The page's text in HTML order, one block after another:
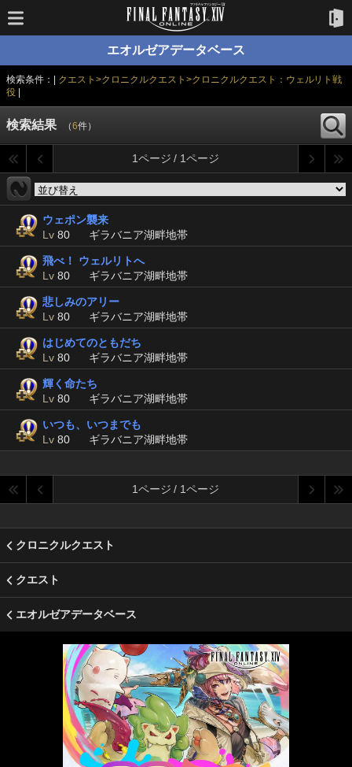
エオルゼアデータベース
検索条件：| クエスト>クロニクルクエスト>クロニクルクエスト：ウェルリト戦
役|
検索結果 （6件）
1ページ / 1ページ
ウェポン襲来
Lv 80 ギラバニア湖畔地帯
飛べ！ ウェルリトへ
Lv 80 ギラバニア湖畔地帯
悲しみのアリー
Lv 80 ギラバニア湖畔地帯
はじめてのともだち
Lv 80 ギラバニア湖畔地帯
輝く命たち
Lv 80 ギラバニア湖畔地帯
いつも、いつまでも
Lv 80 ギラバニア湖畔地帯
1ページ / 1ページ
クロニクルクエスト
クエスト
エオルゼアデータベース